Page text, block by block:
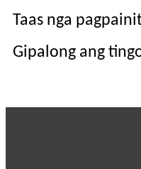
Taas nga
Gipalong ang